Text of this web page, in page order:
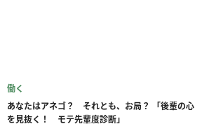
働く
あなたはアネゴ？ それとも、お局？ 「後輩の心
を見抜く！ モテ先輩度診断」